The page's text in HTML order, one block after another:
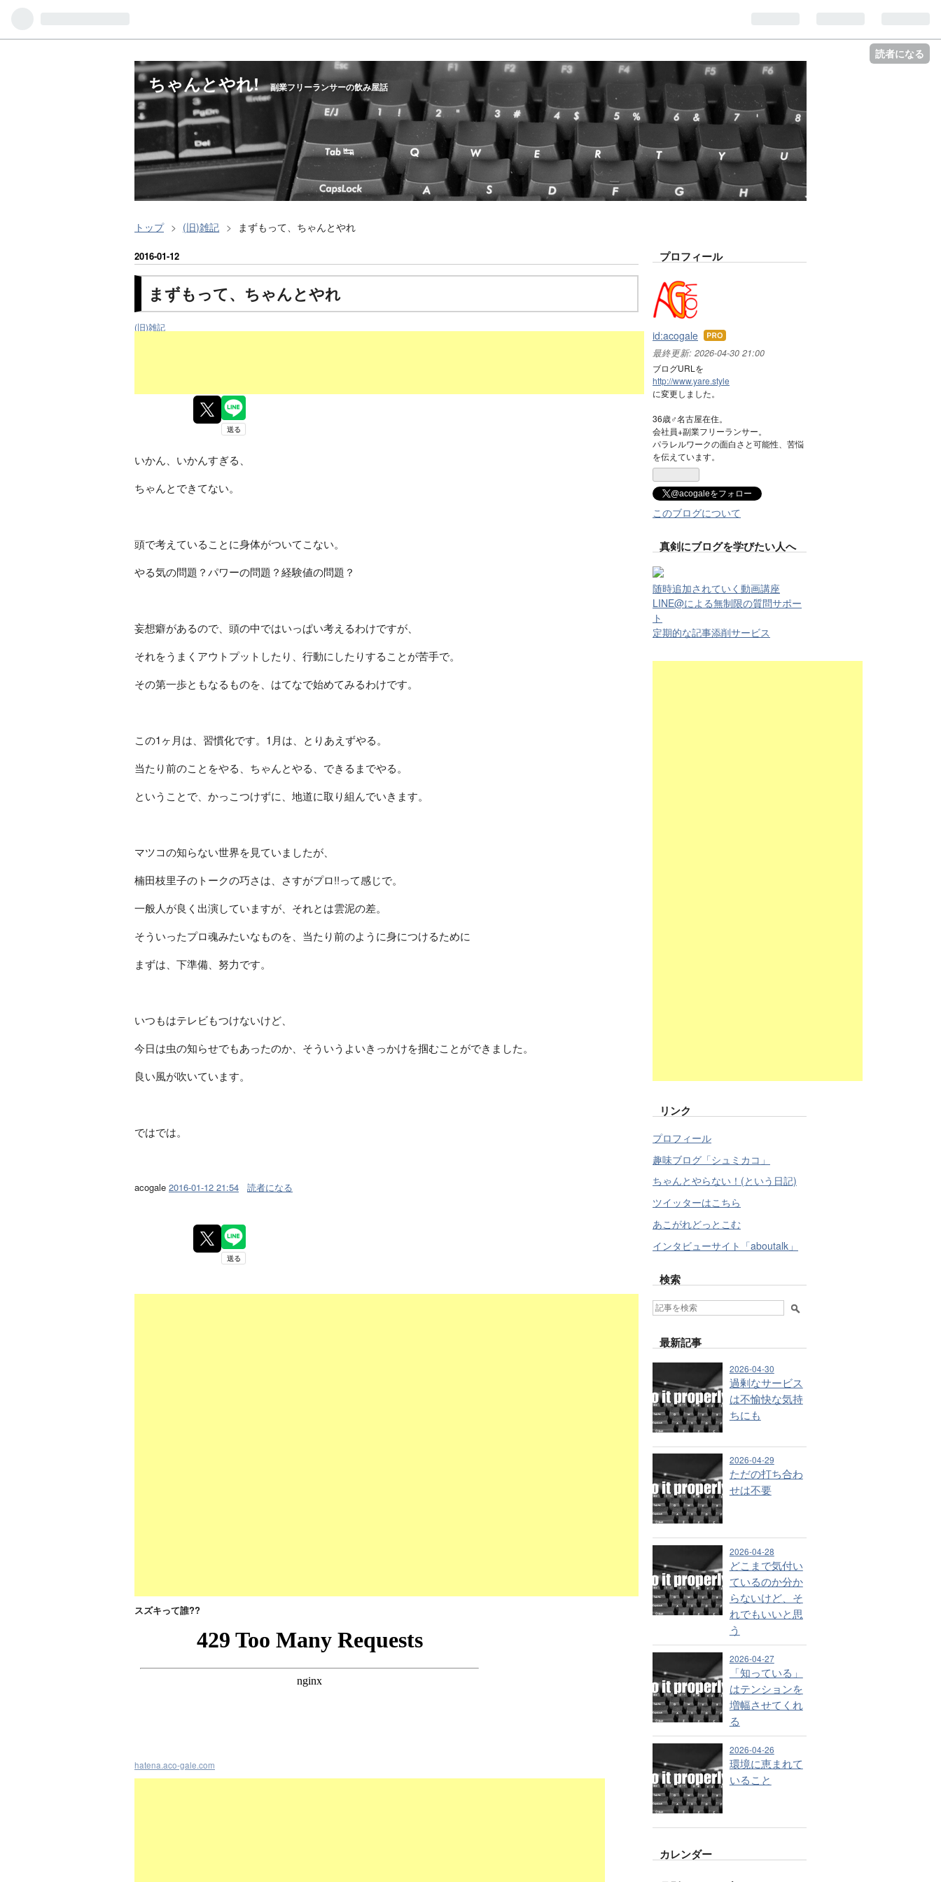
読者になる
ちゃんとやれ! 副業フリーランサーの飲み屋話
トップ > (旧)雑記 > まずもって、ちゃんとやれ
2016-01-12
まずもって、ちゃんとやれ
(旧)雑記
いかん、いかんすぎる、
ちゃんとできてない。
頭で考えていることに身体がついてこない。
やる気の問題？パワーの問題？経験値の問題？
妄想癖があるので、頭の中ではいっぱい考えるわけですが、
それをうまくアウトプットしたり、行動にしたりすることが苦手で。
その第一歩ともなるものを、はてなで始めてみるわけです。
この1ヶ月は、習慣化です。1月は、とりあえずやる。
当たり前のことをやる、ちゃんとやる、できるまでやる。
ということで、かっこつけずに、地道に取り組んでいきます。
マツコの知らない世界を見ていましたが、
楠田枝里子のトークの巧さは、さすがプロ!!って感じで。
一般人が良く出演していますが、それとは雲泥の差。
そういったプロ魂みたいなものを、当たり前のように身につけるために
まずは、下準備、努力です。
いつもはテレビもつけないけど、
今日は虫の知らせでもあったのか、そういうよいきっかけを掴むことができました。
良い風が吹いています。
ではでは。
acogale 2016-01-12 21:54 読者になる
スズキって誰??
hatena.aco-gale.com
プロフィール
id:acogale はて
なブ
Pro
最終更新: 2026-04-30 21:00
ブログURLを
http://www.yare.style
に変更しました。
36歳♂名古屋在住。
会社員+副業フリーランサー。
パラレルワークの面白さと可能性、苦悩
を伝えています。
@acogaleをフォロー
このブログについて
真剣にブログを学びたい人へ
随時追加されていく動画講座
LINE@による無制限の質問サポー
ト
定期的な記事添削サービス
リンク
プロフィール
趣味ブログ「シュミカコ」
ちゃんとやらない！(という日記)
ツイッターはこちら
あこがれどっとこむ
インタビューサイト「aboutalk」
検索
最新記事
2026-04-30
過剰なサービス
は不愉快な気持
ちにも
2026-04-29
ただの打ち合わ
せは不要
2026-04-28
どこまで気付い
ているのか分か
らないけど、そ
れでもいいと思
う
2026-04-27
「知っている」
はテンションを
増幅させてくれ
る
2026-04-26
環境に恵まれて
いること
カレンダー